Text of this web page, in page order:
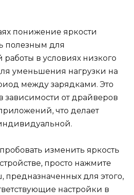
понижение яркости
полезным для
в условиях низкого
уменьшения нагрузки на
между зарядками. Это
зависимости от драйверов
что делает
изменить яркость
просто нажмите
предназначенных для этого,
настройки в